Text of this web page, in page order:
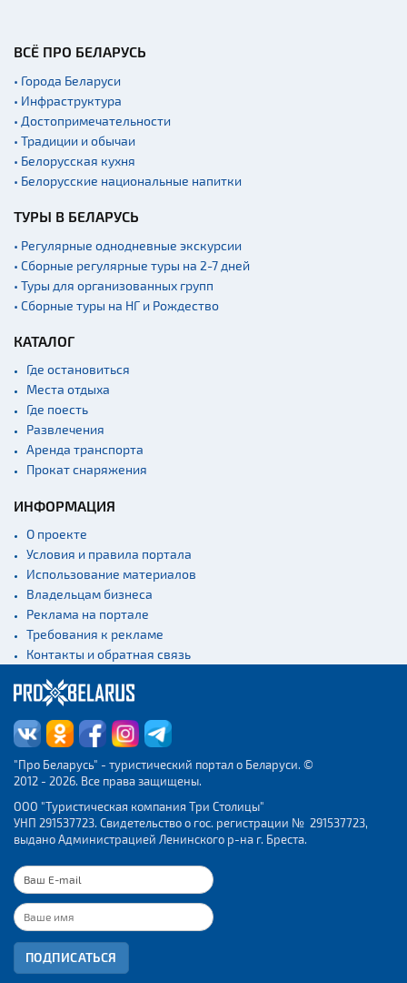
ВСЁ ПРО БЕЛАРУСЬ
• Города Беларуси
• Инфраструктура
• Достопримечательности
• Традиции и обычаи
• Белорусская кухня
• Белорусские национальные напитки
ТУРЫ В БЕЛАРУСЬ
• Регулярные однодневные экскурсии
• Сборные регулярные туры на 2-7 дней
• Туры для организованных групп
• Сборные туры на НГ и Рождество
КАТАЛОГ
Где остановиться
Места отдыха
Где поесть
Развлечения
Аренда транспорта
Прокат снаряжения
ИНФОРМАЦИЯ
О проекте
Условия и правила портала
Использование материалов
Владельцам бизнеса
Реклама на портале
Требования к рекламе
Контакты и обратная связь
"Про Беларусь" - туристический портал о Беларуси. ©
2012 - 2026. Все права защищены.
ООО "Туристическая компания Три Столицы"
УНП 291537723. Свидетельство о гос. регистрации № 291537723,
выдано Администрацией Ленинского р-на г. Бреста.
ПОДПИСАТЬСЯ